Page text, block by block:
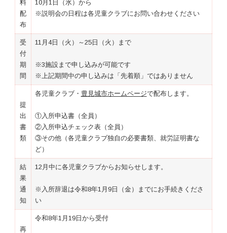
料
配
布
10月1日（水）から
※説明会の日程は各児童クラブにお問い合わせください
受
付
期
間
11月4日（火）～25日（火）まで
※3施設まで申し込みが可能です
※上記期間中の申し込みは「先着順」ではありません
提
出
書
類
各児童クラブ・ 豊見城市ホームページで配布します。
①入所申込書（全員）
②入所申込チェック表（全員）
③その他（各児童クラブ独自の必要書類、就労証明書な
ど）
結
果
通
知
12月中に各児童クラブからお知らせします。
※入所辞退は令和8年1月9日（金）までにお手続きくださ
い
再
令和8年1月19日から受付